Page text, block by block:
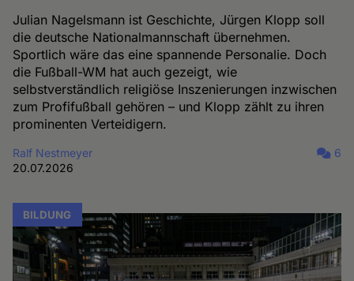
Julian Nagelsmann ist Geschichte, Jürgen Klopp soll
die deutsche Nationalmannschaft übernehmen.
Sportlich wäre das eine spannende Personalie. Doch
die Fußball-WM hat auch gezeigt, wie
selbstverständlich religiöse Inszenierungen inzwischen
zum Profifußball gehören – und Klopp zählt zu ihren
prominenten Verteidigern.
Ralf Nestmeyer
20.07.2026
6
BILDUNG